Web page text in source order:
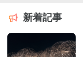
新着記事